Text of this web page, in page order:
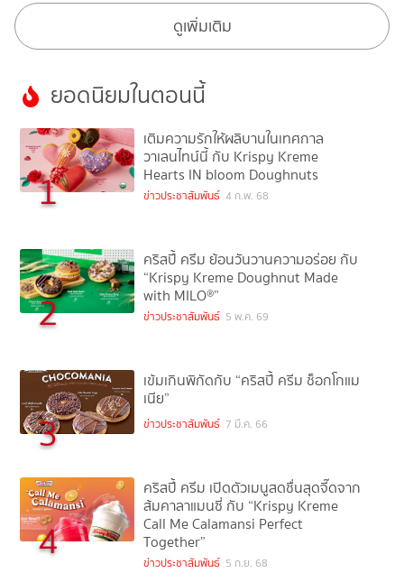
ดูเพิ่มเติม
ยอดนิยมในตอนนี้
1
เติมความรักให้ผลิบานในเทศกาล
วาเลนไทน์นี้ กับ Krispy Kreme
Hearts IN bloom Doughnuts
ข่าวประชาสัมพันธ์ 4 ก.พ. 68
2
คริสปี้ ครีม ย้อนวันวานความอร่อย กับ
“Krispy Kreme Doughnut Made
with MILO®”
ข่าวประชาสัมพันธ์ 5 พ.ค. 69
3
เข้มเกินพิกัดกับ “คริสปี้ ครีม ช็อกโกแม
เนีย”
ข่าวประชาสัมพันธ์ 7 มี.ค. 66
4
คริสปี้ ครีม เปิดตัวเมนูสดชื่นสุดจี๊ดจาก
ส้มคาลาแมนซี่ กับ “Krispy Kreme
Call Me Calamansi Perfect
Together”
ข่าวประชาสัมพันธ์ 5 ก.ย. 68